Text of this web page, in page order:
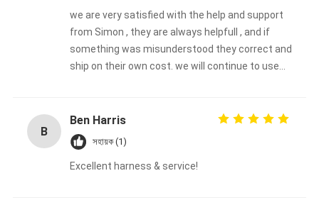
we are very satisfied with the help and support
from Simon , they are always helpfull , and if
something was misunderstood they correct and
ship on their own cost. we will continue to use
B
Ben Harris
সহায়ক (1)
Excellent harness & service!